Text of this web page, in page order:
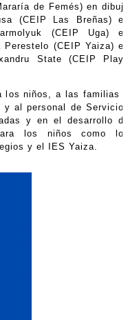
de Femés) en
(CEIP Las Breñas)
(CEIP Uga)
(CEIP Yaiza)
State (CEIP
los niños, a las familias
y al personal de
y en el desarrollo
los niños como
y el IES Yaiza.